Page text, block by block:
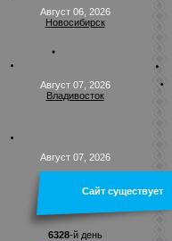
Август 06, 2026
Новосибирск
Август 07, 2026
Владивосток
Август 07, 2026
Сайт существует
6328-й день